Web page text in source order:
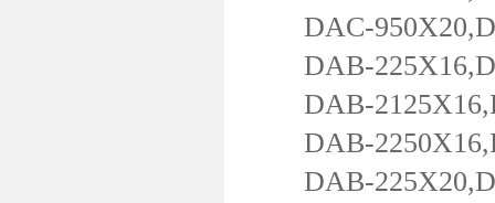
DAC-
DAB-
DAB-
DAB-
DAB-